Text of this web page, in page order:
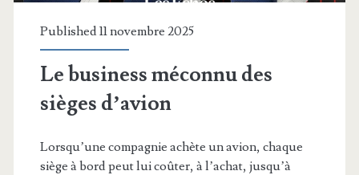
Published 11 novembre 2025
Le business méconnu des
sièges d’avion
Lorsqu’une compagnie achète un avion, chaque
siège à bord peut lui coûter, à l’achat, jusqu’à